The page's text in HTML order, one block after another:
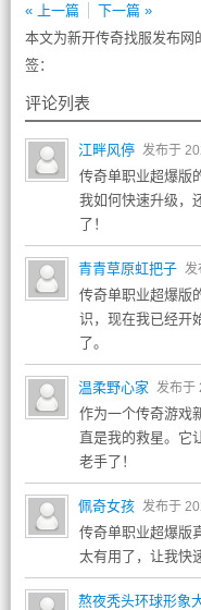
« 上一篇
下一篇 »
本文为新开传奇找服发布
签：
评论列表
江畔风停 发布于
传奇单职业超爆版
我如何快速升级，
了！
青青草原虹把子 发
传奇单职业超爆版
识，现在我已经开
了。
温柔野心家 发布于
作为一个传奇游戏
直是我的救星。它
老手了！
佩奇女孩 发布于
传奇单职业超爆版
太有用了，让我快
熬夜秃头环球形象